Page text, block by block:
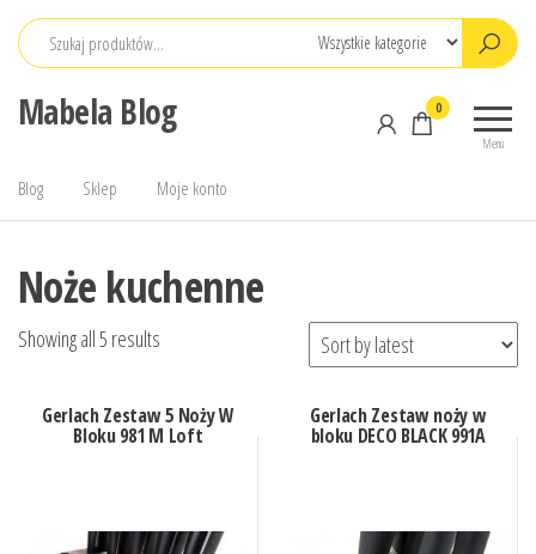
Przejdź
Mabela Blog
Menu
0
Blog Sklep Moje konto
Noże kuchenne
Showing all 5 results
Gerlach Zestaw 5 Noży W
Bloku 981 M Loft
Gerlach Zestaw noży w
bloku DECO BLACK 991A